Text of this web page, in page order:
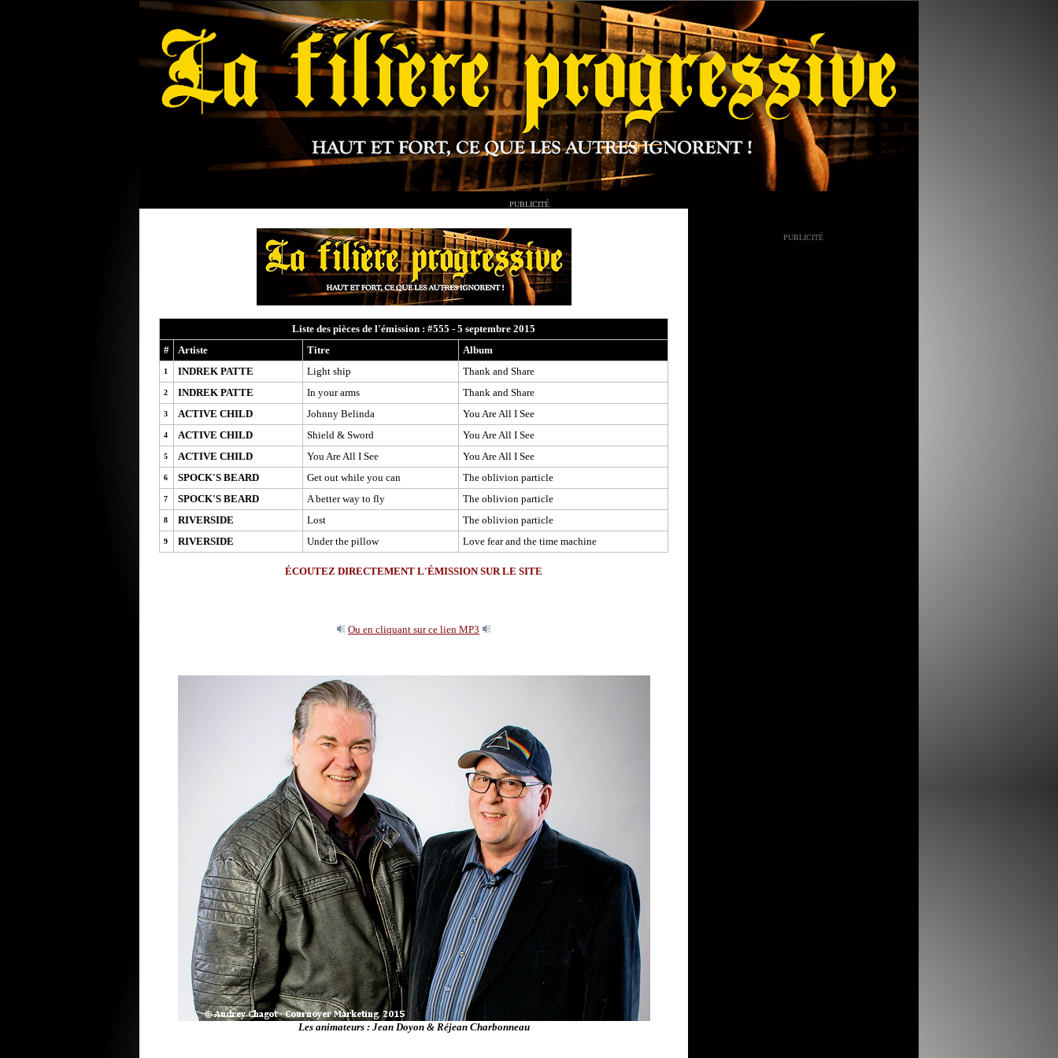
PUBLICITÉ
Liste des pièces de l'émission : #555 - 5 septembre 2015
#
Artiste Titre Album
1 INDREK PATTE Light ship Thank and Share
2 INDREK PATTE In your arms Thank and Share
3 ACTIVE CHILD Johnny Belinda You Are All I See
4 ACTIVE CHILD Shield & Sword You Are All I See
5 ACTIVE CHILD You Are All I See You Are All I See
6 SPOCK'S BEARD Get out while you can The oblivion particle
7 SPOCK'S BEARD A better way to fly The oblivion particle
8 RIVERSIDE Lost The oblivion particle
9 RIVERSIDE Under the pillow Love fear and the time machine
ÉCOUTEZ DIRECTEMENT L'ÉMISSION SUR LE SITE
Ou en cliquant sur ce lien MP3
PUBLICITÉ
Les animateurs : Jean Doyon & Réjean Charbonneau